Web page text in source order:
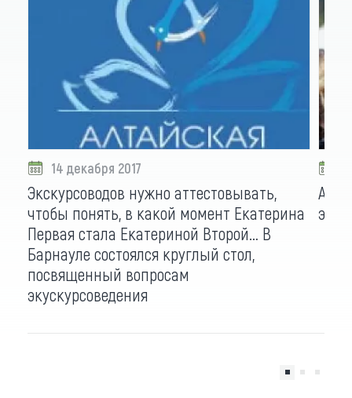
14 декабря 2017
Экскурсоводов нужно аттестовывать,
чтобы понять, в какой момент Екатерина
Первая стала Екатериной Второй… В
Барнауле состоялся круглый стол,
посвященный вопросам
экускурсоведения